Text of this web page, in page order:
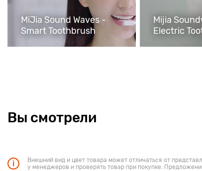
MiJia Sound Waves -
Smart Toothbrush
Mijia
Electric
Вы смотрели
Внешний вид и цвет товара может отличаться от
у менеджеров и проверять товар при покупке.